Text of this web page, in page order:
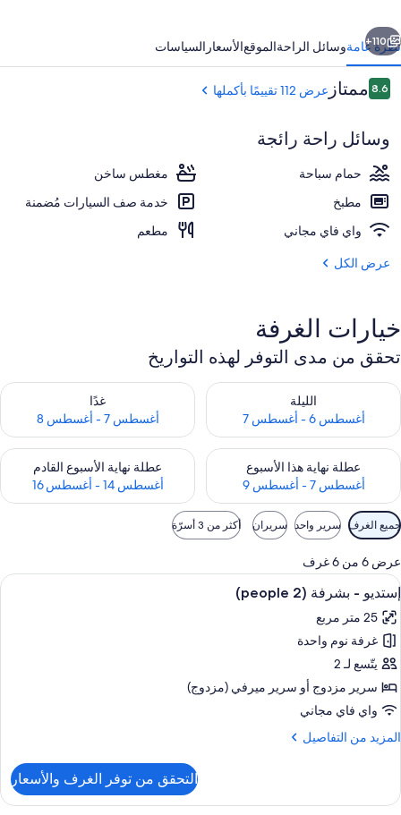
حمام تركي
التالي
110+
نظرة عامةوسائل الراحةالموقعالأسعار السياسات
التقييمات
8.68.6 من 10ممتاز عرض 112 تقييمًا بأكملها
وسائل راحة رائجة
حمام سباحة
مغطس ساخن
مطبخ
خدمة صف السيارات مُضمنة
واي فاي مجاني
مطعم
عرض الكل
خيارات الغرفة
تحقق من مدى التوفر لهذه التواريخ
الليلة
أغسطس 6 - أغسطس 7
تحقق من مدى التوفر لليلة للفترة أغسطس 6 - أغسطس 7
غدًا
أغسطس 7 - أغسطس 8
تحقق من مدى التوفر لغد للفترة أغسطس
عطلة نهاية هذا الأسبوع
أغسطس 7 - أغسطس 9
تحقق من مدى التوفر لعطلة نهاية هذا الأسبوع للفترة أغسطس 7 - أغسطس 9
عطلة نهاية الأسبوع القادم
أغسطس 14 - أغسطس 16
تحقق من مدى التوفر لعطلة نهاية
عوامل
التصفية
المتاحة
للغرف
جميع الغرف سرير واحد سريران أكثر من 3 أسرّة
عرض 6 من 6 غرف
استعراض
جميع
صور
إستديو
-
بشرفة
(2
people)
ألحفة محشوة بالريش وخزنة داخل الغرفة
12
إستديو - بشرفة (2 people)
25 متر مربع
غرفة نوم واحدة
يتّسع لـ 2
سرير مزدوج‫‬ أو سرير ميرفي (مزدوج)
واي فاي مجاني
المزيد من التفاصيل
المزيد
إستديو
التحقق من توفر الغرف والأسعار